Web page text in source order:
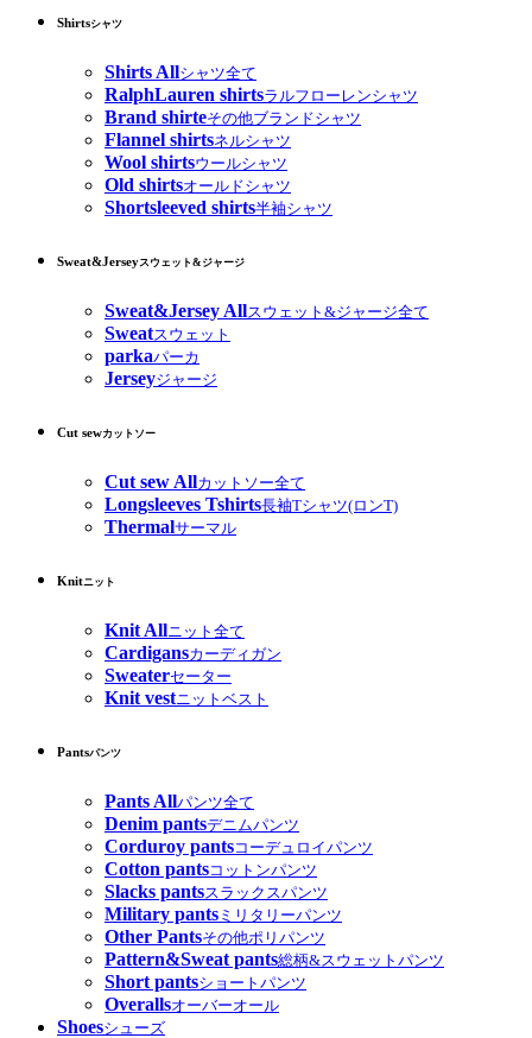
Shirtsシャツ
Shirts Allシャツ全て
RalphLauren shirtsラルフローレンシャツ
Brand shirteその他ブランドシャツ
Flannel shirtsネルシャツ
Wool shirtsウールシャツ
Old shirtsオールドシャツ
Shortsleeved shirts半袖シャツ
Sweat&Jerseyスウェット&ジャージ
Sweat&Jersey Allスウェット&ジャージ全て
Sweatスウェット
parkaパーカ
Jerseyジャージ
Cut sewカットソー
Cut sew Allカットソー全て
Longsleeves Tshirts長袖Tシャツ(ロンT)
Thermalサーマル
Knitニット
Knit Allニット全て
Cardigansカーディガン
Sweaterセーター
Knit vestニットベスト
Pantsパンツ
Pants Allパンツ全て
Denim pantsデニムパンツ
Corduroy pantsコーデュロイパンツ
Cotton pantsコットンパンツ
Slacks pantsスラックスパンツ
Military pants ミリタリーパンツ
Other Pantsその他ポリパンツ
Pattern&Sweat pants総柄&スウェットパンツ
Short pantsショートパンツ
Overallsオーバーオール
Shoesシューズ